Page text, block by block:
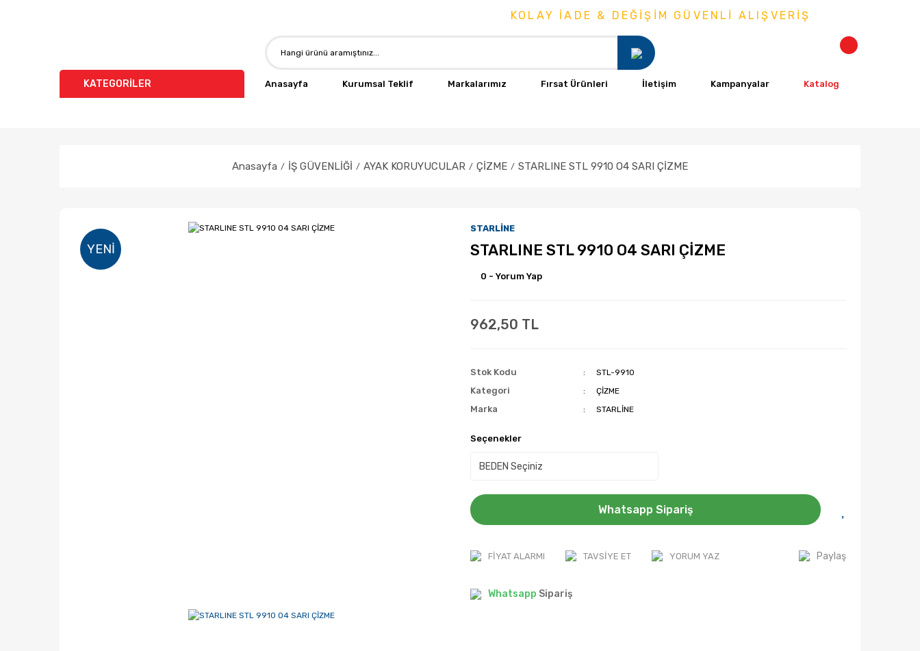
KOLAY İADE & DEĞİŞİM GÜVENLİ ALIŞVERİŞ
KATEGORİLER Anasayfa Kurumsal Teklif Markalarımız Fırsat Ürünleri İletişim Kampanyalar Katalog
Anasayfa İŞ GÜVENLİĞİ AYAK KORUYUCULAR ÇİZME STARLINE STL 9910 O4 SARI ÇİZME
YENI
STARLİNE
STARLINE STL 9910 O4 SARI ÇİZME
0 - Yorum Yap
962,50 TL
Stok Kodu STL-9910
Kategori ÇİZME
Marka STARLİNE
Seçenekler
Whatsapp Sipariş
FIYAT ALARMI TAVSIYE ET YORUM YAZ Paylaş
Whatsapp Sipariş